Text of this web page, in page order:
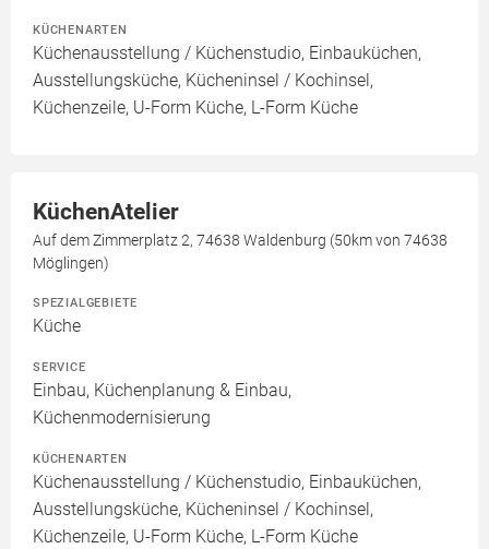
KÜCHENARTEN
Küchenausstellung / Küchenstudio, Einbauküchen,
Ausstellungsküche, Kücheninsel / Kochinsel,
Küchenzeile, U-Form Küche, L-Form Küche
KüchenAtelier
Auf dem Zimmerplatz 2, 74638 Waldenburg (50km von 74638
Möglingen)
SPEZIALGEBIETE
Küche
SERVICE
Einbau, Küchenplanung & Einbau,
Küchenmodernisierung
KÜCHENARTEN
Küchenausstellung / Küchenstudio, Einbauküchen,
Ausstellungsküche, Kücheninsel / Kochinsel,
Küchenzeile, U-Form Küche, L-Form Küche